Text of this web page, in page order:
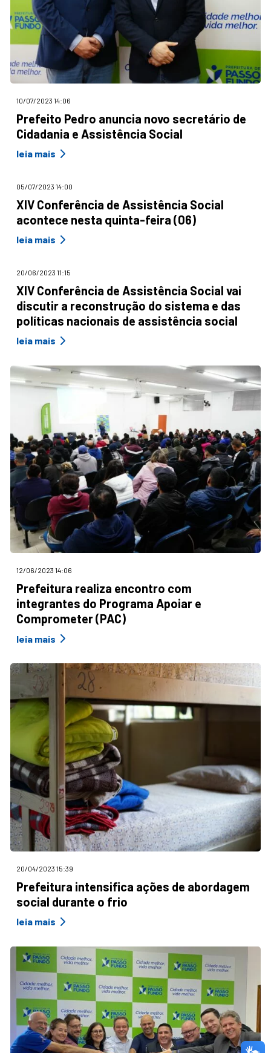
10/07/2023 14:06
Prefeito Pedro anuncia novo secretário de
Cidadania e Assistência Social
leia mais
05/07/2023 14:00
XIV Conferência de Assistência Social
acontece nesta quinta-feira (06)
leia mais
20/06/2023 11:15
XIV Conferência de Assistência Social vai
discutir a reconstrução do sistema e das
políticas nacionais de assistência social
leia mais
12/06/2023 14:06
Prefeitura realiza encontro com
integrantes do Programa Apoiar e
Comprometer (PAC)
leia mais
20/04/2023 15:39
Prefeitura intensifica ações de abordagem
social durante o frio
leia mais